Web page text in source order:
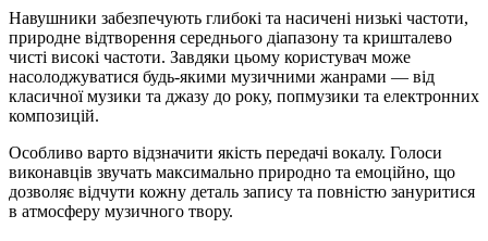
Навушники забезпечують глибокі та насичені низькі частоти,
природне відтворення середнього діапазону та кришталево
чисті високі частоти. Завдяки цьому користувач може
насолоджуватися будь-якими музичними жанрами — від
класичної музики та джазу до року, попмузики та електронних
композицій.
Особливо варто відзначити якість передачі вокалу. Голоси
виконавців звучать максимально природно та емоційно, що
дозволяє відчути кожну деталь запису та повністю зануритися
в атмосферу музичного твору.